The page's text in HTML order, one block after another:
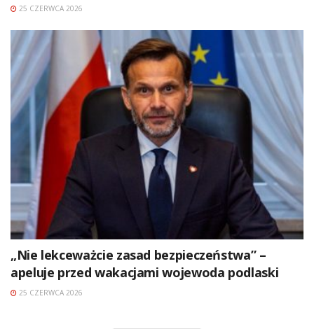
25 CZERWCA 2026
„Nie lekceważcie zasad bezpieczeństwa” –
apeluje przed wakacjami wojewoda podlaski
25 CZERWCA 2026